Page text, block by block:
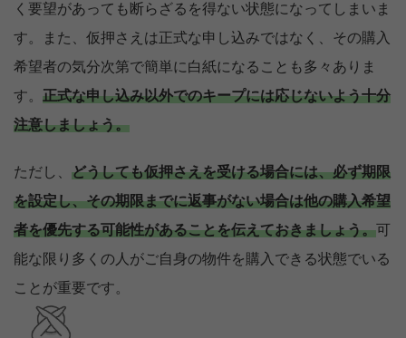
く要望があっても断らざるを得ない状態になってしまいま
す。また、仮押さえは正式な申し込みではなく、その購入
希望者の気分次第で簡単に白紙になることも多々ありま
す。 正式な申し込み以外でのキープには応じないよう十分
注意しましょう。
ただし、 どうしても仮押さえを受ける場合には、必ず期限
を設定し、その期限までに返事がない場合は他の購入希望
者を優先する可能性があることを伝えておきましょう。可
能な限り多くの人がご自身の物件を購入できる状態でいる
ことが重要です。